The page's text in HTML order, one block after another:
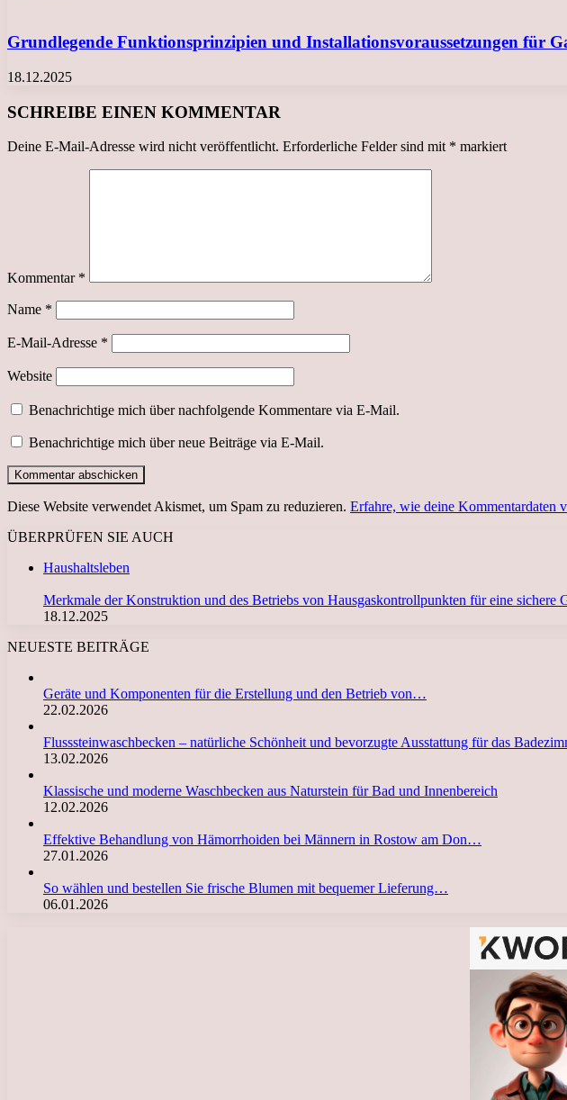
Grundlegende Funktionsprinzipien und Installationsvoraussetzungen für
18.12.2025
SCHREIBE EINEN KOMMENTAR
Deine E-Mail-Adresse wird nicht veröffentlicht. Erforderliche Felder sind mit * markiert
Kommentar *
Name *
E-Mail-Adresse *
Website
Benachrichtige mich über nachfolgende Kommentare via E-Mail.
Benachrichtige mich über neue Beiträge via E-Mail.
Diese Website verwendet Akismet, um Spam zu reduzieren. Erfahre, wie deine Kommentardaten
ÜBERPRÜFEN SIE AUCH
Haushaltsleben
Merkmale der Konstruktion und des Betriebs von Hausgaskontrollpunkten für eine sichere
18.12.2025
NEUESTE BEITRÄGE
Geräte und Komponenten für die Erstellung und den Betrieb von…
22.02.2026
Flusssteinwaschbecken – natürliche Schönheit und bevorzugte Ausstattung für das
13.02.2026
Klassische und moderne Waschbecken aus Naturstein für Bad und Innenbereich
12.02.2026
Effektive Behandlung von Hämorrhoiden bei Männern in Rostow am Don…
27.01.2026
So wählen und bestellen Sie frische Blumen mit bequemer Lieferung…
06.01.2026